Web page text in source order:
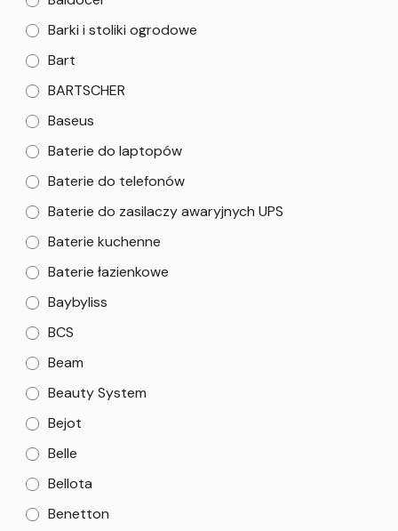
Barki i stoliki ogrodowe
Bart
BARTSCHER
Baseus
Baterie do laptopów
Baterie do telefonów
Baterie do zasilaczy awaryjnych UPS
Baterie kuchenne
Baterie łazienkowe
Baybyliss
BCS
Beam
Beauty System
Bejot
Belle
Bellota
Benetton